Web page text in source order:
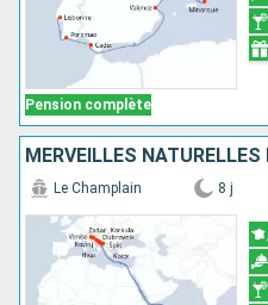
Pension complète
Le Champlain 8 j